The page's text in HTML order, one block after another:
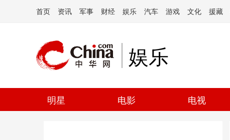
首页 资讯 军事 财经 娱乐 汽车 游戏 文化 援藏
娱乐
明星 电影 电视